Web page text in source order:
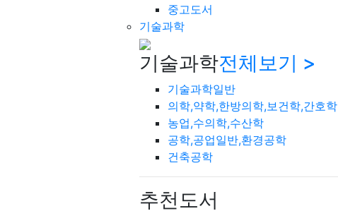
중고도서
기술과학
기술과학전체보기 >
기술과학일반
의학,약학,한방의학,보건학,간호학
농업,수의학,수산학
공학,공업일반,환경공학
건축공학
추천도서